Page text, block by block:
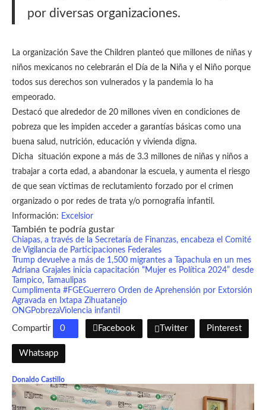
por diversas organizaciones.
La organización Save the Children planteó que millones de niñas y
niños mexicanos no celebrarán el Día de la Niña y el Niño porque
todos sus derechos son vulnerados y la pandemia lo ha
empeorado.
Destacó que alrededor de 20 millones viven en condiciones de
pobreza que les impiden acceder a garantías básicas como una
buena salud, nutrición, educación y vivienda digna.
Dicha situación expone a más de 3.3 millones de niñas y niños a
trabajar a corta edad, a abandonar la escuela, y aumenta el riesgo
de que sean víctimas de reclutamiento forzado por el crimen
organizado o por redes de trata y/o pornografía infantil.
Información: Excelsior
También te podría gustar
Chiapas, a través de la Secretaría de Finanzas, encabeza el Comité
de Vigilancia de Participaciones Federales
Trump devuelve a más de 1,500 migrantes a Tapachula en un mes
Adriana Grajales inicia capacitación “Mujer es Política 2024” desde
Tampico, Tamaulipas
Cumplimenta #FGEGuerrero Orden de Aprehensión por Extorsión
Agravada en Ixtapa Zihuatanejo
ONGPobrezaViolencia infantil
Compartir 0 Facebook Twitter Pinterest
Whatsapp
Donaldo Castillo